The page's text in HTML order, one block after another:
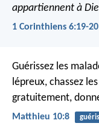
appartiennent à
1 Corinthiens 6:19-20
Guérissez les
lépreux, chassez
gratuitement,
Matthieu 10:8